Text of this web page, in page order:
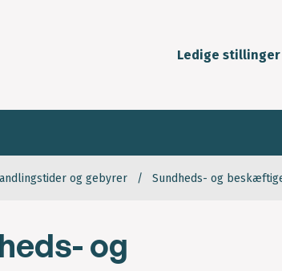
Ledige stillinger
og gebyrer Sundheds- og
og